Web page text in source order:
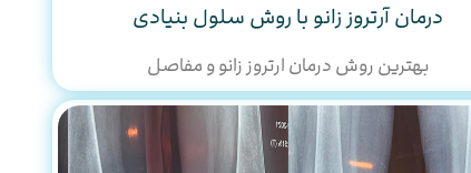
درمان آرتروز زانو با روش سلول بنیادی
بهترین روش درمان ارتروز زانو و مفاصل